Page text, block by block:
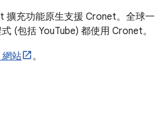
擴充功能原生支援 Cronet。全球一
(包括 YouTube) 都使用 Cronet。
網站 。